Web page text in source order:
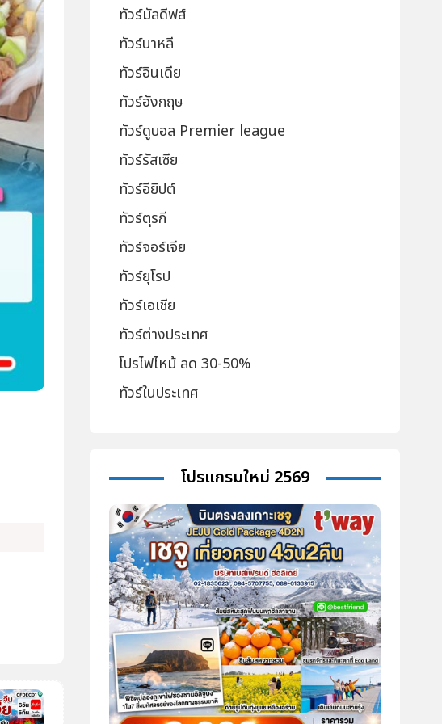
ทัวร์มัลดีฟส์
ทัวร์บาหลี
ทัวร์อินเดีย
ทัวร์อังกฤษ
ทัวร์ดูบอล Premier league
ทัวร์รัสเซีย
ทัวร์อียิปต์
ทัวร์ตุรกี
ทัวร์จอร์เจีย
ทัวร์ยุโรป
ทัวร์เอเชีย
ทัวร์ต่างประเทศ
โปรไฟไหม้ ลด 30-50%
ทัวร์ในประเทศ
โปรแกรมใหม่ 2569